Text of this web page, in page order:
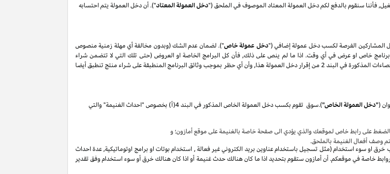
فأننا سنقوم بالدفع لكم دخل العمولة المعتاد الموصوف في الملحق ("دخل العمولة المعتاد"). أن دخل العمولة يتم احتسابه
المشاركين الفرصة لكسب دخل عمولة إضافي ("دخل عمولة خاص"). لضمان عدم الشك (وبدون مخالفة أي مهلة زمنية منصوص
برنامج خاص او عرض في أي وقت. اذا ما لم ينص على ذلك, فأن كل البرامج الخاصة او العروض (حتى تلك التي لا تتضمن شراء
المنتجات) كلها عرضة الى الاقصاءات الغير مؤهلة والتي تكون مشابهة الى تلك الاقصاءات المذكورة في البند 2 من إقرار دخل العمولة هذا, وأن أي حظر بموجب وثائق البرنامج المنطبقة على شراء منتج تنطبق أيضا
("دخل العمولة الخاص")
.سوق
تقوم بكسب دخل العمولة الخاص المذكور في البند 4(أ) بخصوص "احداث الغنيمة" والتي
على رابط خاص لموقعك والذي يؤدي الى صفحة خاصة بالغنيمة على موقع أمازون؛ و
وصف أفعال الغنيمة بالملحق.
او سوء استخدام (مثل تسجيل باستخدام عناوين بريد الكتروني غير فعالة , استخدام بوتات او برامج اوتوماتيكية, عدة احداث
خاصة في موقعكم. أن أمازون ستقوم بتحديد اذا ما كان هنالك حدث غنيمة أو اذا كان هنالك خرق أو سوء استخدام وفق تقدير